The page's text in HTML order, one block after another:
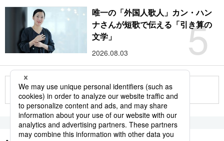
5
唯一の「外国人歌人」カン・ハン
ナさんが短歌で伝える「引き算の
文学」
2026.08.03
もっと見る